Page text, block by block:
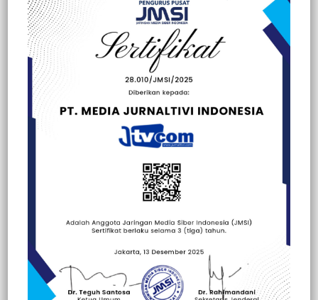
Jumat, 31 Juli 2026
Berita Video : Hadiri HUT Toraja Utara Ke 18,